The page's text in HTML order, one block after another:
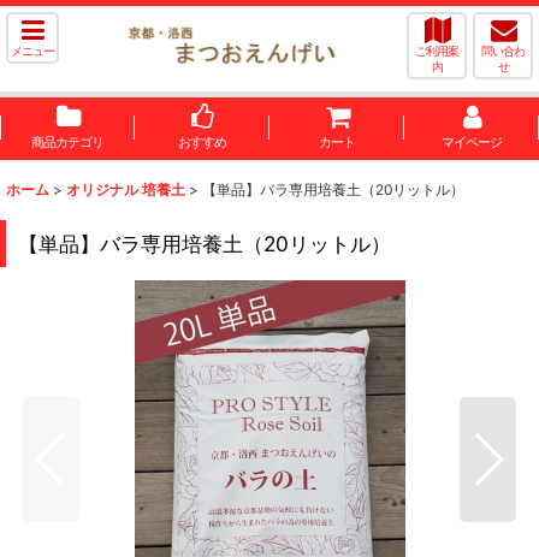
メニュー
ご利用案
内
問い合わ
せ
商品カテゴリ おすすめ カート マイページ
ホーム > オリジナル 培養土 > 【単品】バラ専用培養土（20リットル）
【単品】バラ専用培養土（20リットル）